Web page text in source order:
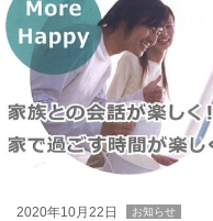
2020年10月22日 お知らせ